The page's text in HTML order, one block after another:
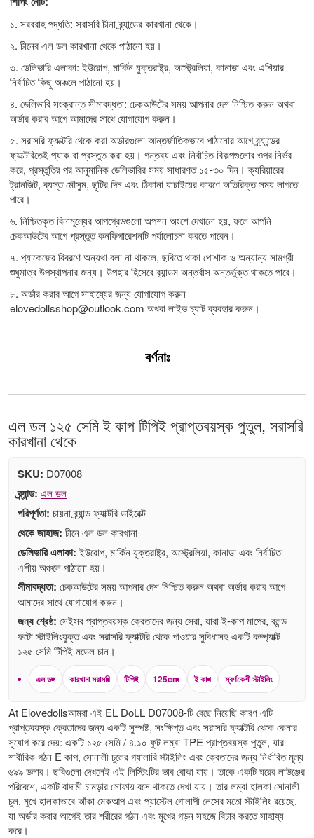
১. সরবরাহ পদ্ধতি: সরাসরি চীনা ব্র্যান্ডের কারখানা থেকে।
২. চীনের এল ডল কারখানা থেকে পাঠানো হয়।
৩. ডেলিভারি এলাকা: ইউরোপ, মার্কিন যুক্তরাষ্ট্র, অস্ট্রেলিয়া, কানাডা এবং এশিয়ার
নির্বাচিত কিছু অঞ্চলে পাঠানো হয়।
৪. ডেলিভারি সংক্রান্ত সীমাবদ্ধতা: চেকআউটের সময় আপনার দেশ নিশ্চিত করুন অথবা
অর্ডার করার আগে আমাদের সাথে যোগাযোগ করুন।
৫. সরাসরি ফ্যাক্টরি থেকে করা অর্ডারগুলো আন্তর্জাতিকভাবে পাঠানোর আগে ব্র্যান্ডের
ফ্যাক্টরিতেই প্যাক বা প্রস্তুত করা হয়। গন্তব্য এবং নির্বাচিত বিকল্পগুলোর ওপর নির্ভর
করে, প্রস্তুতির পর আনুমানিক ডেলিভারির সময় সাধারণত ১৫-৩০ দিন। ক্যরিয়ারের
ট্রানজিট, ব্যস্ত মৌসুম, ছুটির দিন এবং ঠিকানা যাচাইয়ের কারণে অতিরিক্ত সময় লাগতে
পারে।
৬. নিশ্চিতকৃত বিনামূল্যের আপগ্রেডগুলো অপশন অংশে দেখানো হয়, ফলে আপনি
চেকআউটের আগে প্রস্তুত কনফিগারেশনটি পর্যালোচনা করতে পারেন।
৭. প্যাকেজের বিবরণে অন্যথা বলা না থাকলে, ছবিতে থাকা পোশাক ও অন্যান্য সামগ্রী
শুধুমাত্র উপস্থাপনার জন্য। উপহার হিসেবে র‍্যান্ডম অন্তর্বাস অন্তর্ভুক্ত থাকতে পারে।
৮. অর্ডার করার আগে সাহায্যের জন্য যোগাযোগ করুন
elovedollsshop@outlook.com অথবা লাইভ চ্যাট ব্যবহার করুন।
বর্ণনাঃ
এল ডল ১২৫ সেমি ই কাপ টিপিই প্রাপ্তবয়স্ক পুতুল, সরাসরি
কারখানা থেকে
SKU: D07008
ব্র্যান্ড: এল ডল
পরিপূর্ণতা: চায়না ব্র্যান্ড ফ্যাক্টরি ডাইরেক্ট
থেকে জাহাজ: চীনে এল ডল কারখানা
ডেলিভারি এলাকা: ইউরোপ, মার্কিন যুক্তরাষ্ট্র, অস্ট্রেলিয়া, কানাডা এবং নির্বাচিত
এশীয় অঞ্চলে পাঠানো হয়।
সীমাবদ্ধতা: চেকআউটের সময় আপনার দেশ নিশ্চিত করুন অথবা অর্ডার করার আগে
আমাদের সাথে যোগাযোগ করুন।
জন্য শ্রেষ্ঠ: সেইসব প্রাপ্তবয়স্ক ক্রেতাদের জন্য সেরা, যারা ই-কাপ মাপের, ব্লন্ড
ফটো স্টাইলিংযুক্ত এবং সরাসরি ফ্যাক্টরি থেকে পাওয়ার সুবিধাসহ একটি কম্প্যাক্ট
১২৫ সেমি টিপিই মডেল চান।
এল ডল কারখানা সরাসরি টিপিই 125cm ই কাপ স্বর্ণকেশী স্টাইলিং
At Elovedollsআমরা এই EL DoLL D07008-টি বেছে নিয়েছি কারণ এটি
প্রাপ্তবয়স্ক ক্রেতাদের জন্য একটি সুস্পষ্ট, সংক্ষিপ্ত এবং সরাসরি ফ্যাক্টরি থেকে কেনার
সুযোগ করে দেয়: একটি ১২৫ সেমি / ৪.১০ ফুট লম্বা TPE প্রাপ্তবয়স্ক পুতুল, যার
শারীরিক গঠন E কাপ, সোনালী চুলের গ্যালারি স্টাইলিং এবং ক্রেতাদের জন্য নির্ধারিত মূল্য
৬৯৯ ডলার। ছবিগুলো দেখলেই এই লিস্টিংটির ভাব বোঝা যায়। তাকে একটি ঘরের লাউঞ্জের
পরিবেশে, একটি বাদামী চামড়ার সোফায় বসে থাকতে দেখা যায়। তার লম্বা হালকা সোনালী
চুল, মুখে হালকাভাবে আঁকা মেকআপ এবং প্যাস্টেল গোলাপী লেসের মতো স্টাইলিং রয়েছে,
যা অর্ডার করার আগেই তার শরীরের গঠন এবং মুখের গড়ন সহজে বিচার করতে সাহায্য
করে।